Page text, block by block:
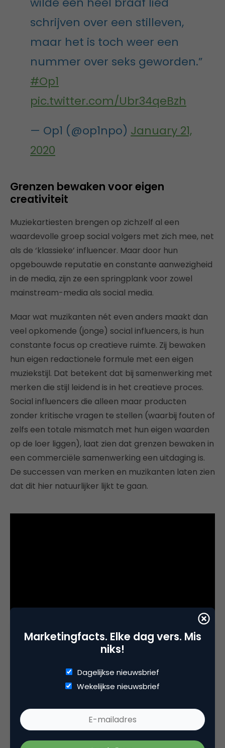
schrijven over een stilleven,
maar het is toch weer een
nummer over seks geworden.”
#Op1
pic.twitter.com/Ubr34qeBzh
— Op1 (@op1npo) January 21,
2020
Grenzen bewaken voor eigen
creativiteit
Muziekartiesten brengen op zichzelf al een
waardevolle groep social volgers met zich mee, net
als de ‘klassieke’ influencer. Maar door hun
opgebouwde reputatie en constante aanwezigheid
in de media, zijn ze een springplank voor zowel
mainstream-media als social media.
Maar wat muzikanten nét even anders maakt dan
veel opkomende (jonge) social influencers, is hun
constante focus op creatieve ruimte. Zij bewaken
hun eigen redactionele formule met een eigen
muziekstijl. Dat betekent dat bij samenwerking met
merken die stijl leidend is in het creatieve proces.
Social influencers die alleen maar producten
zonder kritische vragen te stellen (waarbij fouten of
zelfs een totale mismatch met hun eigen waarden
op de loer liggen), laat zien dat grenzen bewaken in
een commerciële samenwerking een uitdaging is.
De successen van merken en muzikanten laten zien
dat dit hier natuurlijker lijkt te gaan.
behind-the-scenesbeelden van zowel Snelle
als Merol (hoewel ook vast een beetje
geregisseerd) zien we dat de artiesten zelf bezig
naadloos past tussen alle andere singles en albums.
Daarin schuilt de geloofwaardigheid van een
samenwerking.
Marketingfacts. Elke dag vers. Mis
niks!
Dagelijkse nieuwsbrief
Wekelijkse nieuwsbrief